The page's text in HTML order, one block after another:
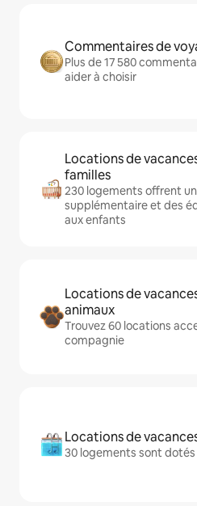
Commentaires de
Plus de 17 580
aider à choisir
Locations de
familles
230 logements offrent
supplémentaire et des
aux enfants
Locations de
animaux
Trouvez 60 locations
compagnie
Locations de
30 logements sont